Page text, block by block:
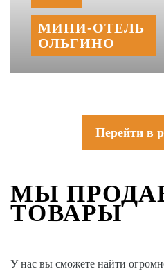
МИНИ‑‏ОТЕЛЬ
ОЛЬГИНО
Перейти в
МЫ
ТОВАРЫ
У нас вы сможете найти